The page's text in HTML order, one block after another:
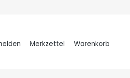
Merkzettel Warenkorb